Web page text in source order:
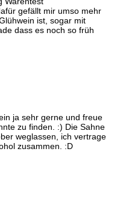
gefällt mir umso mehr
ist, sogar mit
dass es noch so früh
ja sehr gerne und freue
zu finden. :) Die Sahne
weglassen, ich vertrage
zusammen. :D